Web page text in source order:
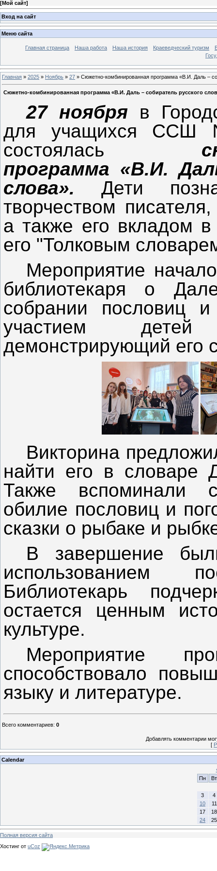
[Мой сайт]
Вход на сайт
Меню сайта
Главная страница Наша работа Наша история Краеведческий туризм
Главная » 2025 » Ноябрь » 27 » Сюжетно-комбинированная программа «В.И. Даль –
Сюжетно-комбинированная программа «В.И. Даль – собиратель русского
27 ноября в
для учащихся
состоялась
программа «В.И.
слова». Дети
творчеством
а также его вкладом в
его "Толковым
Мероприятие
библиотекаря о
собрании пословиц
участием детей
демонстрирующий его
Викторина
найти его в словаре
Также вспоминали
обилие пословиц и
сказки о рыбаке и
В завершение
использованием
Библиотекарь
остается ценным
культуре.
Мероприятие
способствовало
языку и литературе.
Всего комментариев: 0
Добавлять комментарии
[
Calendar
Пн
Вт
3
4
10
11
17
18
24
25
Полная версия сайта
Хостинг от uCoz